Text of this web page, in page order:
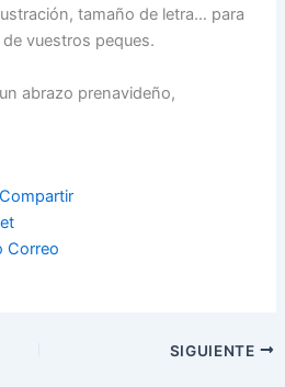
tamaño de letra… para
vuestros peques.
abrazo prenavideño,
Compartir
Correo
SIGUIENTE